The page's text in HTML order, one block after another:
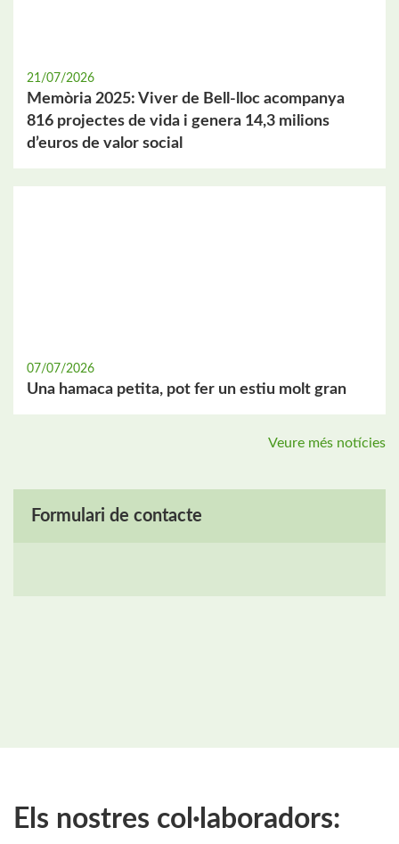
21/07/2026
Memòria 2025: Viver de Bell-lloc acompanya
816 projectes de vida i genera 14,3 milions
d’euros de valor social
07/07/2026
Una hamaca petita, pot fer un estiu molt gran
Veure més notícies
Formulari de contacte
Els nostres col·laboradors: